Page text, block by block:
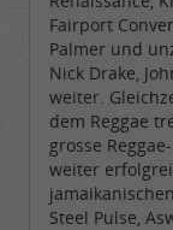
Fairport
Palmer und
Nick Drake,
weiter.
dem Reggae
grosse
weiter
Steel Pulse,